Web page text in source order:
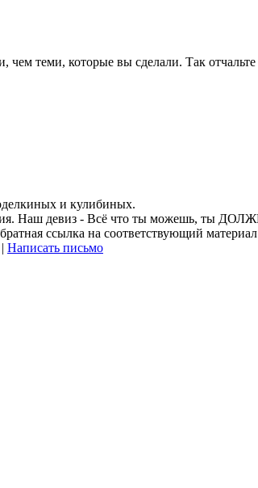
теми, которые вы сделали. Так
и кулибиных.
Наш девиз - Всё что ты можешь, ты
ссылка на соответствующий материал
| Написать письмо